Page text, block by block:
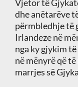
Vjetor të
dhe anëtarëve
përmbledhje të
Irlandeze në
nga ky gjykim
në mënyrë që
marrjes së